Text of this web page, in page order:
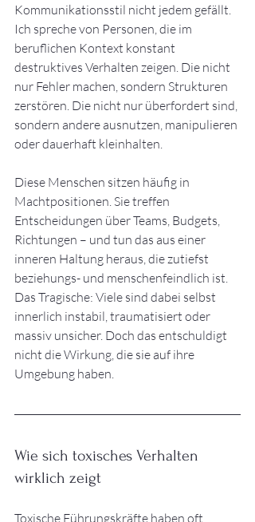
Kommunikationsstil nicht jedem gefällt.
Ich spreche von Personen, die im
beruflichen Kontext konstant
destruktives Verhalten zeigen. Die nicht
nur Fehler machen, sondern Strukturen
zerstören. Die nicht nur überfordert sind,
sondern andere ausnutzen, manipulieren
oder dauerhaft kleinhalten.
Diese Menschen sitzen häufig in
Machtpositionen. Sie treffen
Entscheidungen über Teams, Budgets,
Richtungen – und tun das aus einer
inneren Haltung heraus, die zutiefst
beziehungs- und menschenfeindlich ist.
Das Tragische: Viele sind dabei selbst
innerlich instabil, traumatisiert oder
massiv unsicher. Doch das entschuldigt
nicht die Wirkung, die sie auf ihre
Umgebung haben.
Wie sich toxisches Verhalten
wirklich zeigt
Toxische Führungskräfte haben oft